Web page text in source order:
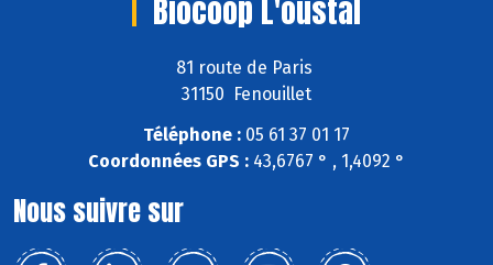
Biocoop L'oustal
81 route de Paris
31150 Fenouillet
Téléphone : 05 61 37 01 17
Coordonnées GPS : 43,6767 ° , 1,4092 °
Nous suivre sur